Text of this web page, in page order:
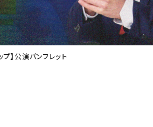
プ】公演パンフレット